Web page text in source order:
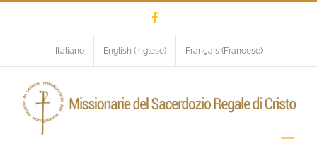
Italiano English (Inglese) Français(Francese)